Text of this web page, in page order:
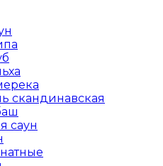
скандинавская
саун